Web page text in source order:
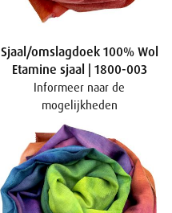
Sjaal/omslagdoek 100% Wol
Etamine sjaal | 1800-003
Informeer naar de
mogelijkheden